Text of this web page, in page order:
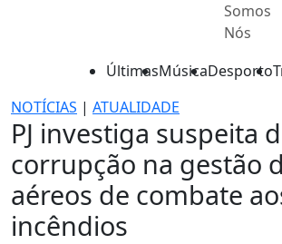
Somos
Nós
ÚltimasMúsicaDesporto
NOTÍCIAS | ATUALIDADE
PJ investiga suspeita
corrupção na gestão
aéreos de combate
incêndios